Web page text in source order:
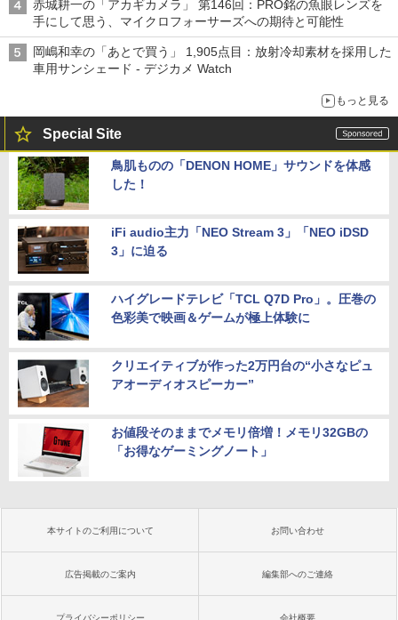
赤城耕一の「アカギカメラ」 第146回：PRO銘の魚眼レンズを
手にして思う、マイクロフォーサーズへの期待と可能性
岡嶋和幸の「あとで買う」 1,905点目：放射冷却素材を採用した
車用サンシェード - デジカメ Watch
もっと見る
Special Site
鳥肌ものの「DENON HOME」サウンドを体感
した！
iFi audio主力「NEO Stream 3」「NEO iDSD
3」に迫る
ハイグレードテレビ「TCL Q7D Pro」。圧巻の
色彩美で映画＆ゲームが極上体験に
クリエイティブが作った2万円台の“小さなピュ
アオーディオスピーカー”
お値段そのままでメモリ倍増！メモリ32GBの
「お得なゲーミングノート」
本サイトのご利用について お問い合わせ
広告掲載のご案内 編集部へのご連絡
プライバシーポリシー 会社概要